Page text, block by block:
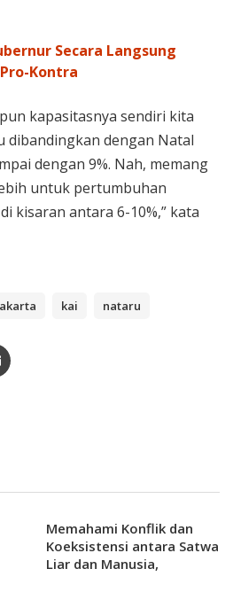
Secara Langsung
Kontra
kapasitasnya sendiri kita
dibandingkan dengan Natal
dengan 9%. Nah, memang
untuk pertumbuhan
kisaran antara 6-10%,” kata
kai nataru
Memahami Konflik dan
Koeksistensi antara Satwa
Liar dan Manusia,